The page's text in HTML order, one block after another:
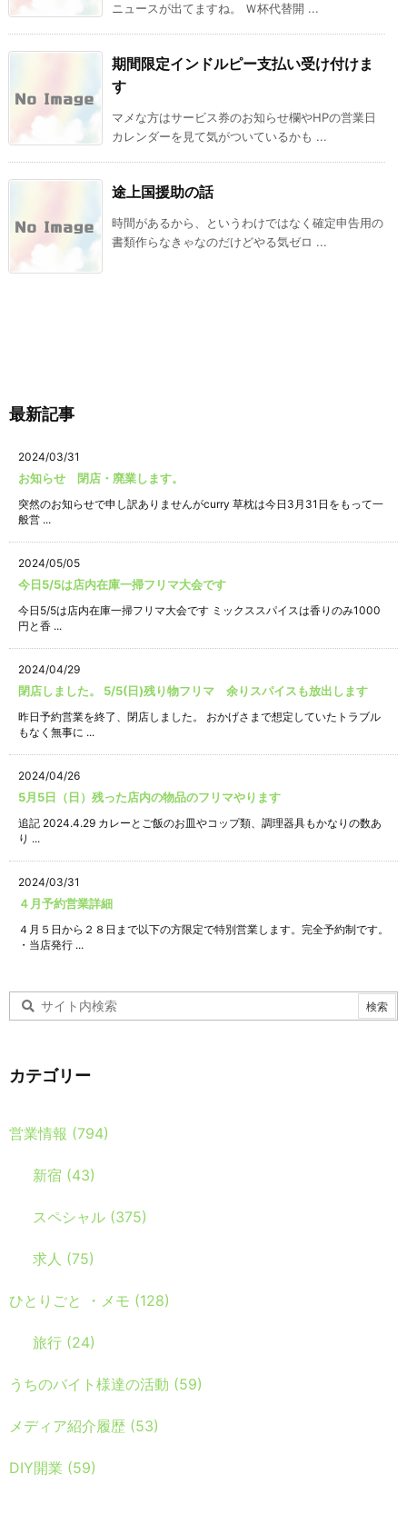
ニュースが出てますね。 Ｗ杯代替開 ...
期間限定インドルピー支払い受け付けま
す
マメな方はサービス券のお知らせ欄やHPの営業日
カレンダーを見て気がついているかも ...
途上国援助の話
時間があるから、というわけではなく確定申告用の
書類作らなきゃなのだけどやる気ゼロ ...
最新記事
2024/03/31
お知らせ 閉店・廃業します。
突然のお知らせで申し訳ありませんがcurry 草枕は今日3月31日をもって一
般営 ...
2024/05/05
今日5/5は店内在庫一掃フリマ大会です
今日5/5は店内在庫一掃フリマ大会です ミックススパイスは香りのみ1000
円と香 ...
2024/04/29
閉店しました。 5/5(日)残り物フリマ 余りスパイスも放出します
昨日予約営業を終了、閉店しました。 おかげさまで想定していたトラブル
もなく無事に ...
2024/04/26
5月5日（日）残った店内の物品のフリマやります
追記 2024.4.29 カレーとご飯のお皿やコップ類、調理器具もかなりの数あ
り ...
2024/03/31
４月予約営業詳細
４月５日から２８日まで以下の方限定で特別営業します。完全予約制です。
・当店発行 ...
カテゴリー
営業情報 (794)
新宿 (43)
スペシャル (375)
求人 (75)
ひとりごと ・メモ (128)
旅行 (24)
うちのバイト様達の活動 (59)
メディア紹介履歴 (53)
DIY開業 (59)